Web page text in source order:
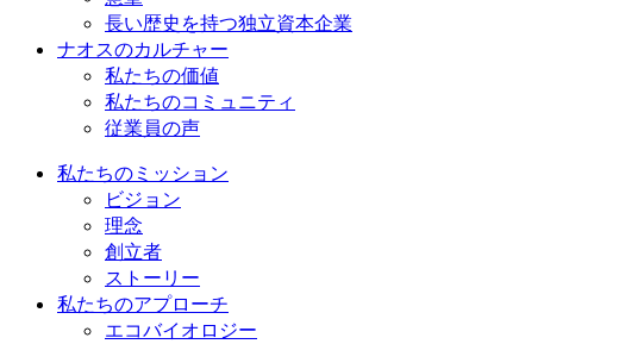
長い歴史を持つ独立資本企業
ナオスのカルチャー
私たちの価値
私たちのコミュニティ
従業員の声
私たちのミッション
ビジョン
理念
創立者
ストーリー
私たちのアプローチ
エコバイオロジー